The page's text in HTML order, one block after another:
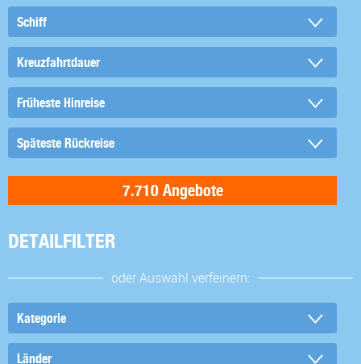
DETAILFILTER
oder Auswahl verfeinern: